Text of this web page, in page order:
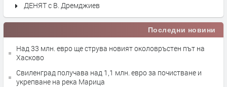
ДЕНЯТ с В. Дремджиев
Последни новини
Над 33 млн. евро ще струва новият околовръстен път на
Хасково
Свиленград получава над 1,1 млн. евро за почистване и
укрепване на река Марица